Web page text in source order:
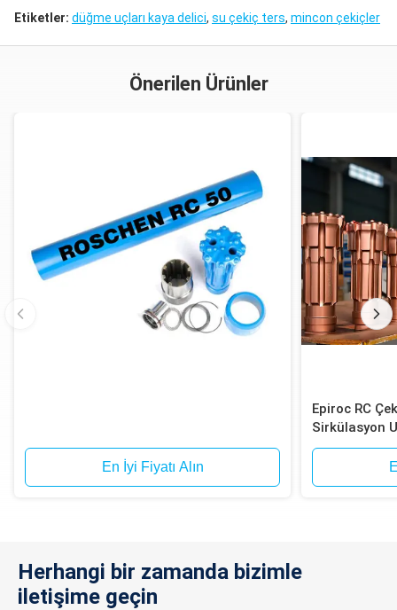
Etiketler: düğme uçları kaya delici, su çekiç ters, mincon çekiçler
Önerilen Ürünler
En İyi Fiyatı Alın
Epiroc RC
Sirkülasyon
Herhangi bir zamanda bizimle
iletişime geçin